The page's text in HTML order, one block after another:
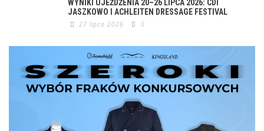
WYNIKI UJEŻDŻENIA 20–26 LIPCA 2026: CDI
JASZKOWO I ACHLEITEN DRESSAGE FESTIVAL
27 lipca 2026 0